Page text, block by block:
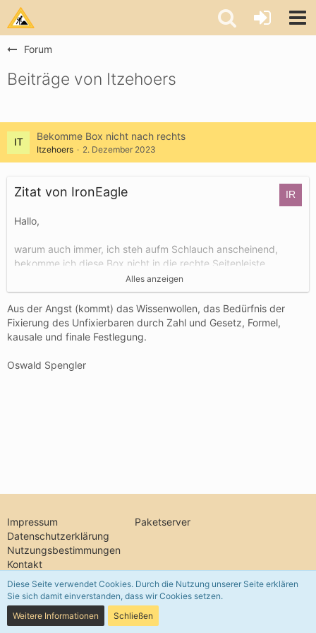
Forum
Beiträge von Itzehoers
Bekomme Box nicht nach rechts
Itzehoers 2. Dezember 2023
Zitat von IronEagle
Hallo,
warum auch immer, ich steh aufm Schlauch anscheinend,
bekomme ich diese Box nicht in die rechte Seitenleiste.
Kann es sein, das es auch garnicht geht?
Schön wäre es doch, wenn es eine übersicht geben könnte
wer gerade in diesem chatraum ist, oder?
Alles anzeigen
Aus der Angst (kommt) das Wissenwollen, das Bedürfnis der
Fixierung des Unfixierbaren durch Zahl und Gesetz, Formel,
kausale und finale Festlegung.
Oswald Spengler
Impressum
Datenschutzerklärung
Nutzungsbestimmungen
Kontakt
Paketserver
Community-Software:
Diese Seite verwendet Cookies. Durch die Nutzung unserer Seite erklären
Sie sich damit einverstanden, dass wir Cookies setzen.
Weitere Informationen
Schließen